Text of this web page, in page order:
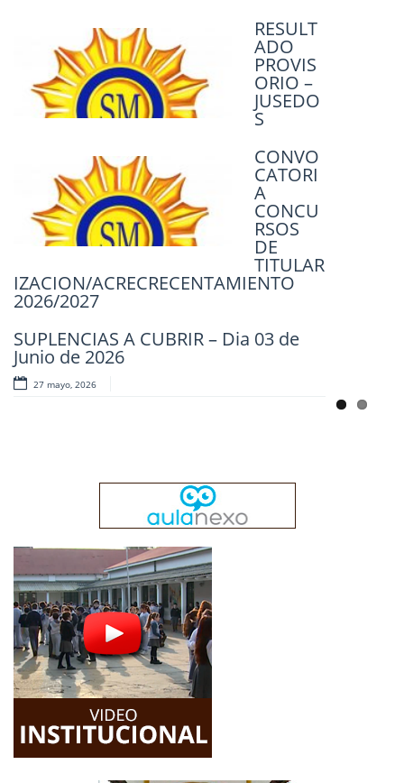
RESULT
ADO
PROVIS
ORIO –
JUSEDO
S
CONVO
CATORI
A
CONCU
RSOS
DE
TITULAR
IZACION/ACRECRECENTAMIENTO
2026/2027
SUPLENCIAS A CUBRIR – Dia 03 de
Junio de 2026
27 mayo, 2026
14 abril, 2026
ACTO PÚBLICO – EL 07 DE ABRIL DE
2026 / 08:00HS – COBERTURA DE
HORAS SUPLENTES.
ACTO
PÚBLIC
O